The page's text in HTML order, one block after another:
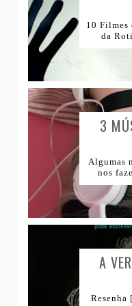
Lojas
Lojas
10 Filmes
da
3
Algumas
nos
A